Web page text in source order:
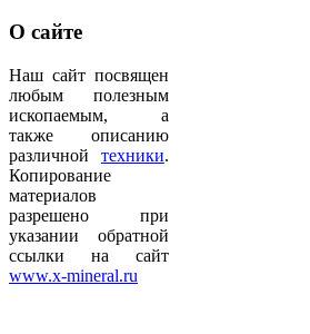
О сайте
Наш сайт посвящен
любым полезным
ископаемым, а
также описанию
различной техники.
Копирование
материалов
разрешено при
указании обратной
ссылки на сайт
www.x-mineral.ru